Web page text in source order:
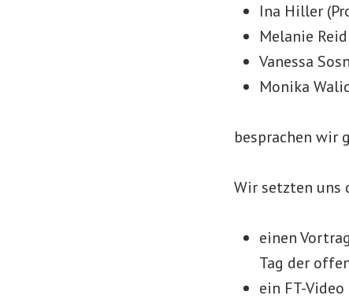
Ina Hiller
Melanie
Vanessa
Monika
besprachen wir
Wir setzten uns
einen
Tag der
ein FT-